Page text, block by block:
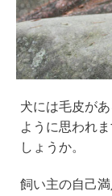
犬には毛皮が
ように思われ
しょうか。
飼い主の自己